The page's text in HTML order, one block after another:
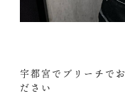
宇都宮でブリーチで
ださい